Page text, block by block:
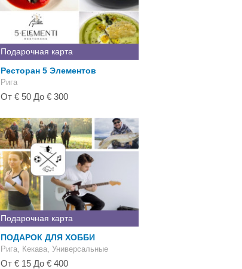
Подарочная карта
Ресторан 5 Элементов
Рига
От € 50 До € 300
Подарочная карта
ПОДАРОК ДЛЯ ХОББИ
Рига, Кекава, Универсальные
От € 15 До € 400